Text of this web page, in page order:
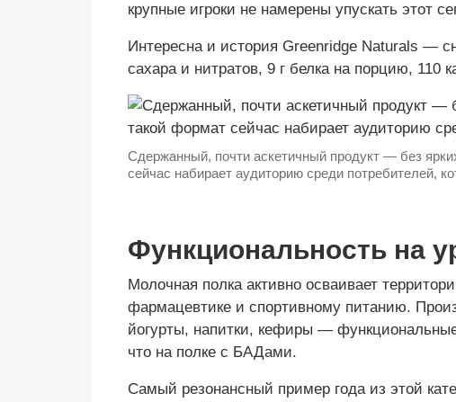
крупные игроки не намерены упускать этот
Интересна и история Greenridge Naturals —
сахара и нитратов, 9 г белка на порцию, 110
Сдержанный, почти аскетичный продукт — без
сейчас набирает аудиторию среди потребителей,
Функциональность на
Молочная полка активно осваивает
фармацевтике и спортивному питанию.
йогурты, напитки, кефиры —
что на полке с БАДами.
Самый резонансный пример года из этой